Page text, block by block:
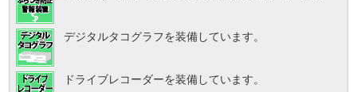
デジタルタコグラフを装備しています。
ドライブレコーダーを装備しています。